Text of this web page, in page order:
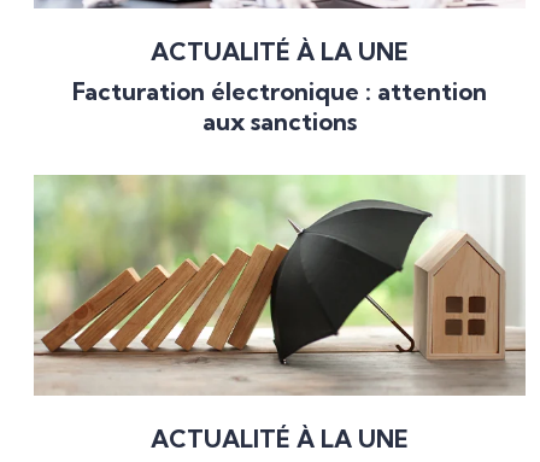
ACTUALITÉ À LA UNE
Facturation électronique : attention
aux sanctions
ACTUALITÉ À LA UNE